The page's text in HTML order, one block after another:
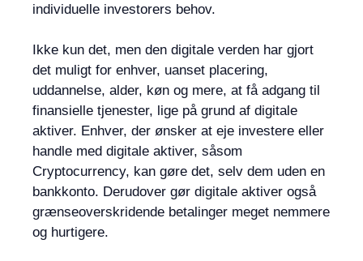
individuelle investorers behov.
Ikke kun det, men den digitale verden har gjort
det muligt for enhver, uanset placering,
uddannelse, alder, køn og mere, at få adgang til
finansielle tjenester, lige på grund af digitale
aktiver. Enhver, der ønsker at eje investere eller
handle med digitale aktiver, såsom
Cryptocurrency, kan gøre det, selv dem uden en
bankkonto. Derudover gør digitale aktiver også
grænseoverskridende betalinger meget nemmere
og hurtigere.